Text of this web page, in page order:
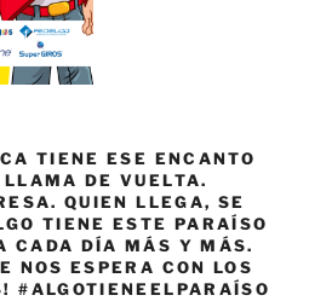
TIENE ESE ENCANTO
DE VUELTA.
QUIEN LLEGA, SE
TIENE ESTE PARAÍSO
CADA DÍA MÁS Y MÁS.
NOS ESPERA CON LOS
#ALGOTIENEELPARAÍSO